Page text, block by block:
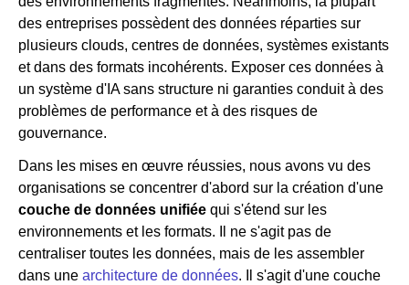
des entreprises possèdent des données réparties sur
plusieurs clouds, centres de données, systèmes existants
et dans des formats incohérents. Exposer ces données à
un système d'IA sans structure ni garanties conduit à des
problèmes de performance et à des risques de
gouvernance.
Dans les mises en œuvre réussies, nous avons vu des
organisations se concentrer d'abord sur la création d'une
couche de données unifiée qui s'étend sur les
environnements et les formats. Il ne s'agit pas de
centraliser toutes les données, mais de les assembler
dans une architecture de données. Il s'agit d'une couche